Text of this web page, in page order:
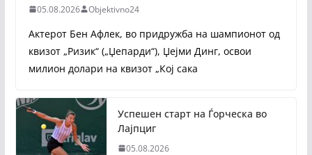
05.08.2026 Objektivno24
Актерот Бен Афлек, во придружба на шампионот од
квизот „Ризик“ („Џепарди“), Џејми Динг, освои
милион долари на квизот „Кој сака
Успешен старт на Ѓорческа во
Лајпциг
05.08.2026